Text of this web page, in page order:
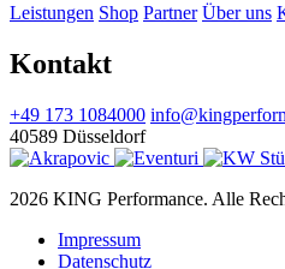
Leistungen Shop Partner Über uns
Kontakt
+49 173 1084000
40589 Düsseldorf
2026 KING Performance. Alle
Impressum
Datenschutz